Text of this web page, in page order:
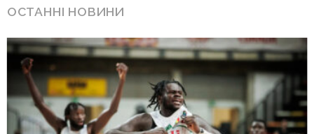
ОСТАННІ НОВИНИ